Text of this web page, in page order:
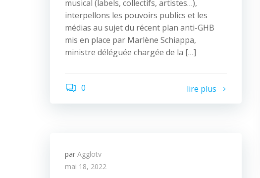
musical (labels, collectifs, artistes…),
interpellons les pouvoirs publics et les
médias au sujet du récent plan anti-GHB
mis en place par Marlène Schiappa,
ministre déléguée chargée de la […]
0 lire plus
par Agglotv
mai 18, 2022